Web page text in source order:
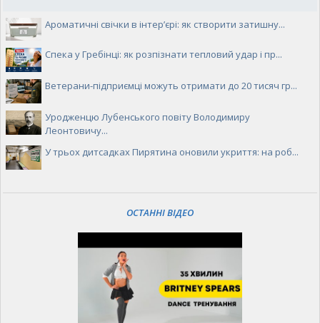
Ароматичні свічки в інтер’єрі: як створити затишну...
Спека у Гребінці: як розпізнати тепловий удар і пр...
Ветерани-підприємці можуть отримати до 20 тисяч гр...
Уродженцю Лубенського повіту Володимиру
Леонтовичу...
У трьох дитсадках Пирятина оновили укриття: на роб...
ОСТАННІ ВІДЕО